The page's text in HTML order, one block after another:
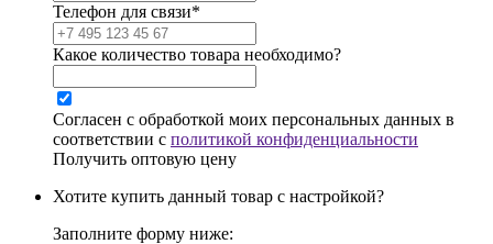
Телефон для связи*
Какое количество товара необходимо?
Согласен с обработкой моих персональных данных в
соответствии с политикой конфиденциальности
Получить оптовую цену
Хотите купить данный товар с настройкой?
Заполните форму ниже: